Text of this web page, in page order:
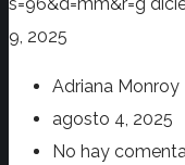
9, 2025
Adriana Monroy
agosto 4, 2025
No hay